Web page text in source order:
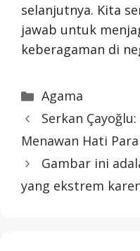
selanjutnya. Kita
jawab untuk
keberagaman di
Categories
Agama
Serkan
Menawan Hati
Gambar ini
yang ekstrem